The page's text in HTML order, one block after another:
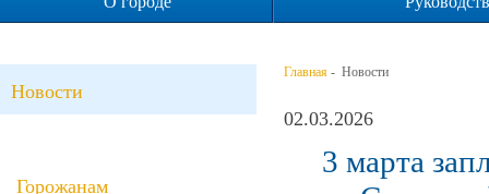
Новости
Горожанам
Главная - Новости
02.03.2026
3 марта